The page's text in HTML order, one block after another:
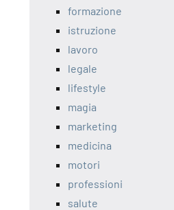
formazione
istruzione
lavoro
legale
lifestyle
magia
marketing
medicina
motori
professioni
salute